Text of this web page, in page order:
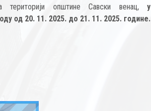
територији општине Савски венац, у
од 20. 11. 2025. до 21. 11. 2025. године.